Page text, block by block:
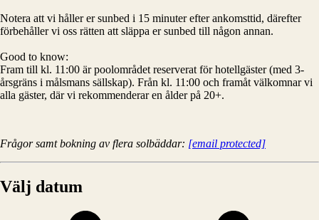
Notera att vi håller er sunbed i 15 minuter efter ankomsttid, därefter
förbehåller vi oss rätten att släppa er sunbed till någon annan.
Good to know:
Fram till kl. 11:00 är poolområdet reserverat för hotellgäster (med 3-
årsgräns i målsmans sällskap). Från kl. 11:00 och framåt välkomnar vi
alla gäster, där vi rekommenderar en ålder på 20+.
Frågor samt bokning av flera solbäddar: [email protected]
Välj datum